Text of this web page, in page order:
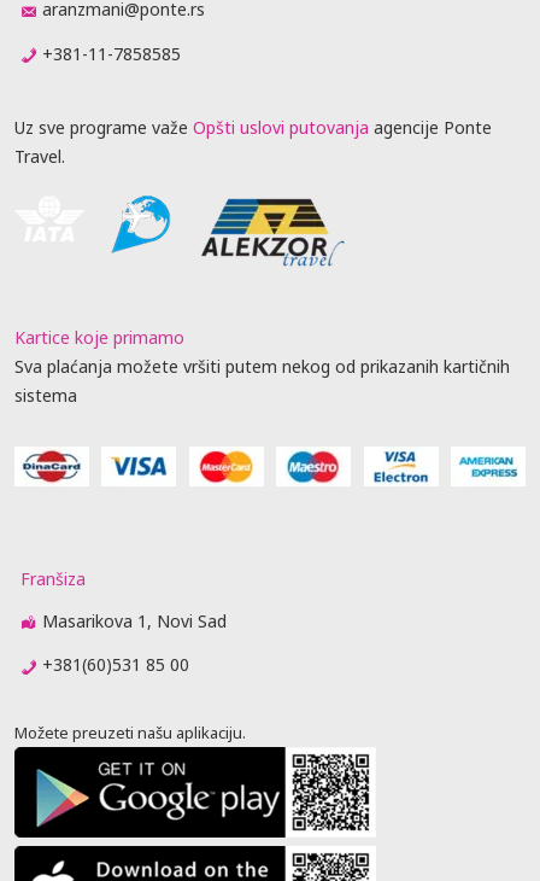
aranzmani@ponte.rs
+381-11-7858585
Uz sve programe važe Opšti uslovi putovanja agencije Ponte
Travel.
Kartice koje primamo
Sva plaćanja možete vršiti putem nekog od prikazanih kartičnih
sistema
Franšiza
Masarikova 1, Novi Sad
+381(60)531 85 00
Možete preuzeti našu aplikaciju.